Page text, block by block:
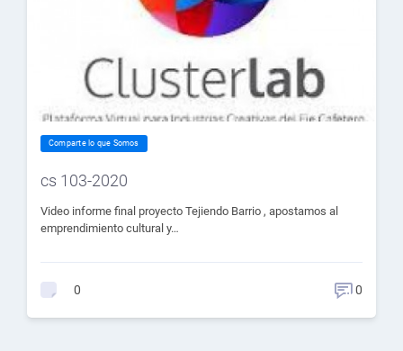
Comparte lo que Somos
cs 103-2020
Video informe final proyecto Tejiendo Barrio , apostamos al
emprendimiento cultural y…
0 0